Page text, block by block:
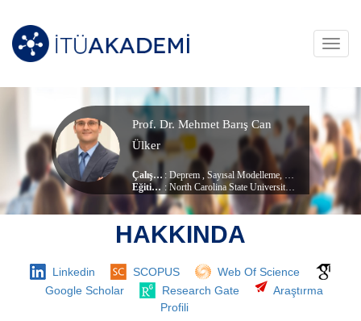
Prof. Dr. Mehmet Barış Can
Ülker
Çalışma Alanları : Deprem , Sayısal Modelleme,
Eğitim Durumu
: North Carolina State University, (Doktora)
Çalıştığı Birim:Afet Yönetimi Enstitüsü , Deprem Mühendisliği Ana Bilim Dalı
HAKKINDA
Linkedin SCOPUS
Web Of Science
Google Scholar
Research Gate
Araştırma
Profili